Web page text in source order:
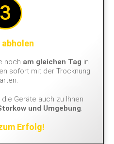
3
noch am gleichen Tag in
sofort mit der Trocknung
Geräte auch zu Ihnen
und Umgebung.
Erfolg!